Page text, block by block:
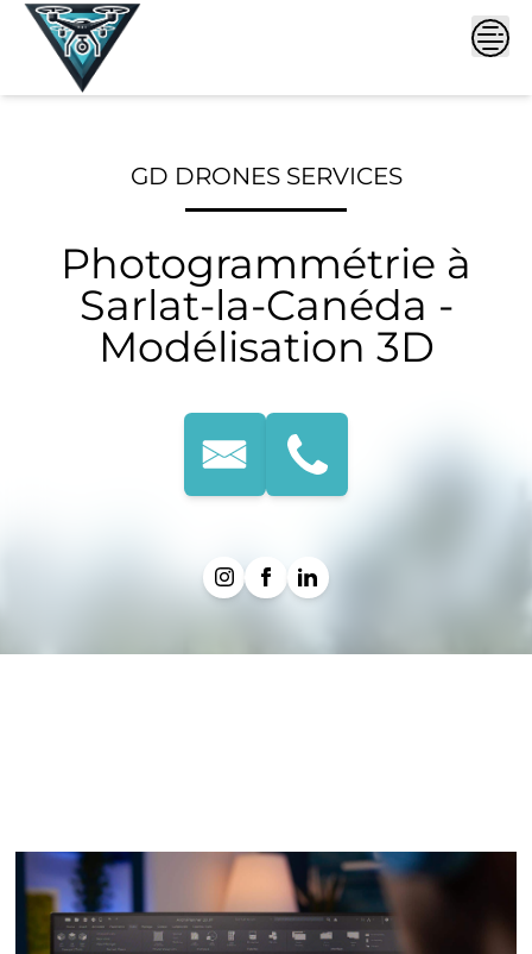
Skip
GD DRONES SERVICES
Photogrammétrie à
Sarlat-la-Canéda -
Modélisation 3D